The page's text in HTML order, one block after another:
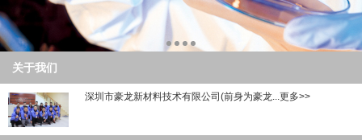
关于我们
深圳市豪龙新材料技术有限公司(前身为豪龙...更多>>